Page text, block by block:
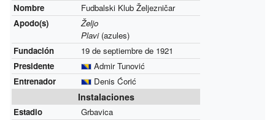
Nombre
Fudbalski Klub Željezničar
Apodo(s)
Željo
Plavi(azules)
Fundación
19 de septiembre de 1921
Presidente
Admir Tunović
Entrenador
Denis Ćorić
Instalaciones
Estadio
Grbavica